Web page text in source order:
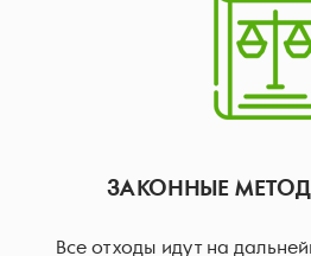
ЗАКОННЫЕ
Все отходы идут на